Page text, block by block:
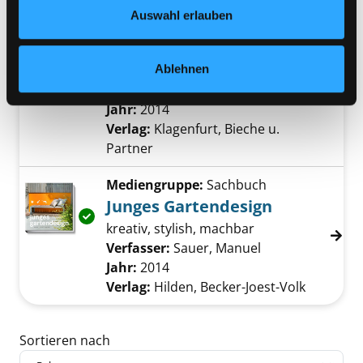
Auswahl erlauben
Ablehnen
Exemplar-Details von Mein grüner Daumen
Mein grüner Daumen
Tipps und Tricks für Gemüse,
kräuter, Blumen und Co
Suche nach diesem Verfasser
Jahr:2014
Verlag: Klagenfurt, Bieche u.
Partner
Exemplar-Details von Junges Gartendesign
Mediengruppe: Sachbuch
Junges Gartendesign
kreativ, stylish, machbar
Verfasser: Sauer, Manuel
Jahr: 2014
Verlag: Hilden, Becker-Joest-Volk
Zu den Suchfiltern springen
Sortieren nach